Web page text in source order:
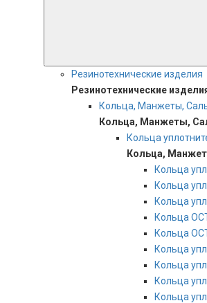
Резинотехнические изделия
Резинотехнические
Кольца, Манжеты,
Кольца, Манжеты,
Кольца
Кольца,
Кольца
Кольца
Кольца
Кольца
Кольца
Кольца
Кольца
Кольца
Кольца